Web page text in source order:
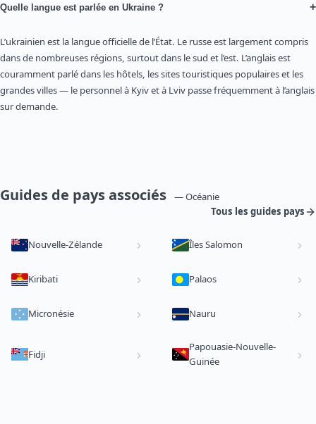
Quelle langue est parlée en Ukraine ? +
L’ukrainien est la langue officielle de l’État. Le russe est largement compris
dans de nombreuses régions, surtout dans le sud et l’est. L’anglais est
couramment parlé dans les hôtels, les sites touristiques populaires et les
grandes villes — le personnel à Kyiv et à Lviv passe fréquemment à l’anglais
sur demande.
Guides de pays associés
— Océanie
Tous les guides pays
Nouvelle-Zélande Îles Salomon
Kiribati Palaos
Micronésie Nauru
Fidji
Papouasie-Nouvelle-
Guinée